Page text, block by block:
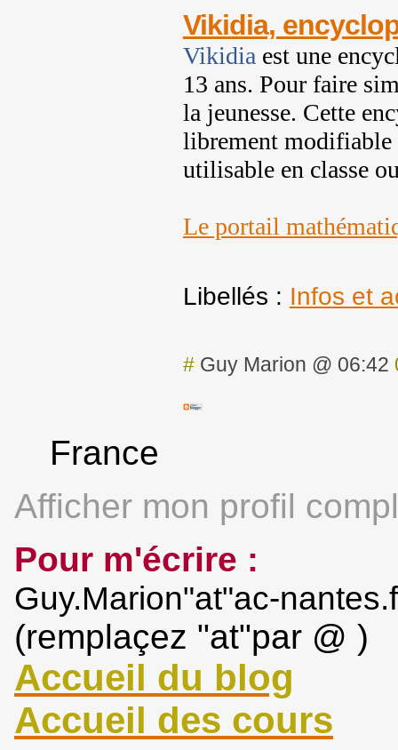
Vikidia,
Vikidiaest une
13 ans. Pour faire
la jeunesse. Cette
librement modifiable
utilisable en classe
Le portail
Libellés : Infos et
#Guy Marion @ 06:42
France
Afficher mon profil
Pour m'écrire :
Guy.Marion"at"ac-
(remplaçez "at"par @ )
Accueil du blog
Accueil des cours